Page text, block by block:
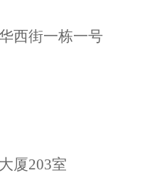
西街一栋一号
厦203室